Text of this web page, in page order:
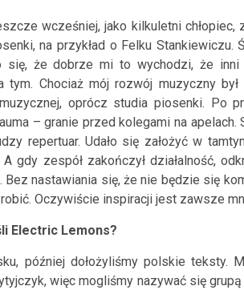
wcześniej, jako kilkuletni chłopiec,
na przykład o Felku Stankiewiczu.
się, że dobrze mi to wychodzi, że inni
tym. Chociaż mój rozwój muzyczny
oprócz studia piosenki. Po
– granie przed kolegami na apelach.
repertuar. Udało się założyć w
gdy zespół zakończył działalność,
nastawiania się, że nie będzie się
Oczywiście inspiracji jest zawsze
Electric Lemons?
później dołożyliśmy polskie teksty.
więc mogliśmy nazywać się